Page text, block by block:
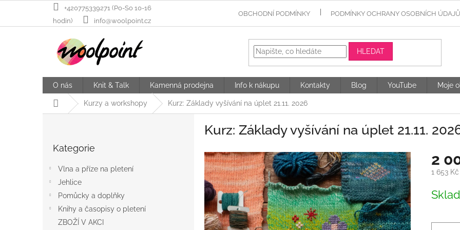
+420775339271 (Po-So 10-16
hodin)
info@woolpoint.cz
OBCHODNÍ PODMÍNKY PODMÍNKY OCHRANY OSOBNÍCH ÚDAJŮ
HLEDAT
O nás Knit & Talk Kamenná prodejna Info k nákupu Kontakty Blog YouTube Moje
Domů Kurzy a workshopy Kurz: Základy vyšívání na úplet 21.11. 2026
kategorie
Kategorie
Vlna a příze na pletení
Jehlice
Pomůcky a doplňky
Knihy a časopisy o pletení
ZBOŽÍ V AKCI
Kurz: Základy vyšívání na úplet 21.11.
2
1 653
cena: